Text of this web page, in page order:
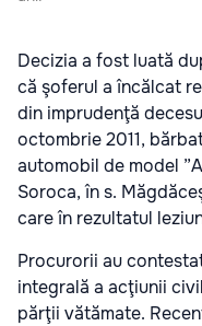
Decizia a fost luată
că şoferul a încălcat
din imprudenţă
octombrie 2011,
automobil de model
Soroca, în s.
care în rezultatul
Procurorii au
integrală a acţiunii
părţii vătămate.